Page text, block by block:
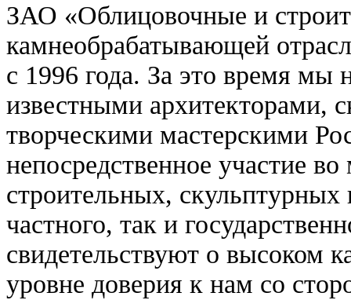
ЗАО «Облицовочные и
камнеобрабатывающей
с 1996 года. За это время мы
известными архитекторами,
творческими мастерскими
непосредственное участие
строительных,
частного, так и
свидетельствуют о высоком
уровне доверия к нам со